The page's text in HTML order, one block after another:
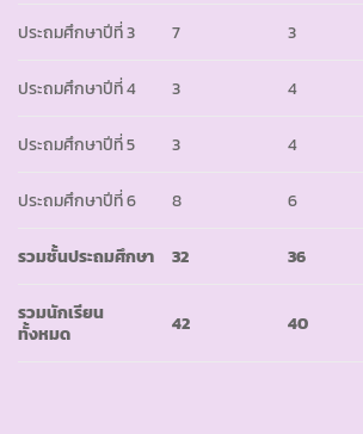
ประถมศึกษาปีที่ 3 7 3
ประถมศึกษาปีที่ 4 3 4
ประถมศึกษาปีที่ 5 3 4
ประถมศึกษาปีที่ 6 8 6
รวมชั้นประถมศึกษา 32 36
รวมนักเรียน
ทั้งหมด
42 40